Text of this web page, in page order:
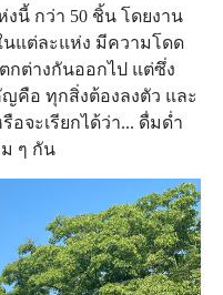
นี้ กว่า 50 ชิ้น โดยงาน
แต่ละแห่ง มีความโดด
กต่างกันออกไป แต่ซึ่ง
คือ ทุกสิ่งต้องลงตัว และ
จะเรียกได้ว่า... ดื่มด่ำ
ๆ กัน